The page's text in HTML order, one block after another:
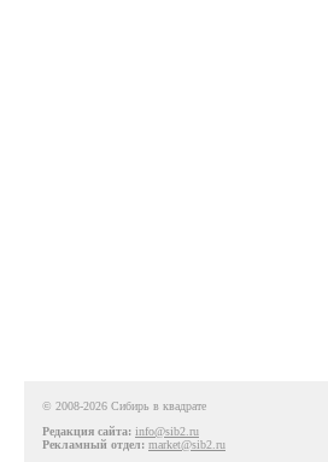
© 2008-2026 Сибирь в квадрате
Редакция сайта: info@sib2.ru
Рекламный отдел: market@sib2.ru